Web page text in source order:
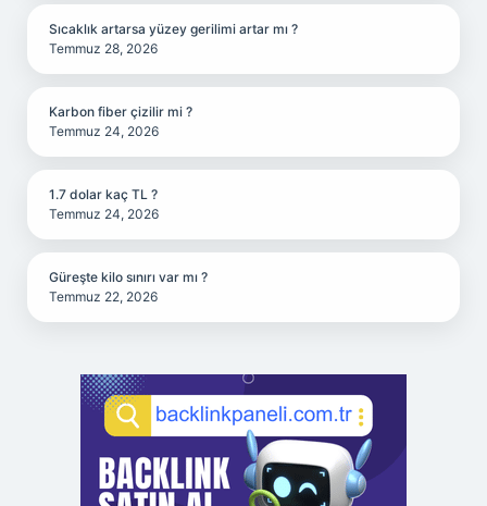
Sıcaklık artarsa yüzey gerilimi artar mı ?
Temmuz 28, 2026
Karbon fiber çizilir mi ?
Temmuz 24, 2026
1.7 dolar kaç TL ?
Temmuz 24, 2026
Güreşte kilo sınırı var mı ?
Temmuz 22, 2026